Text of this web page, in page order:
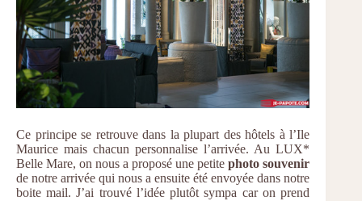
Ce principe se retrouve dans la plupart des hôtels à l’Ile
Maurice mais chacun personnalise l’arrivée. Au LUX*
Belle Mare, on nous a proposé une petitephoto souvenir
de notre arrivée qui nous a ensuite été envoyée dans notre
boite mail. J’ai trouvé l’idée plutôt sympa car on prend